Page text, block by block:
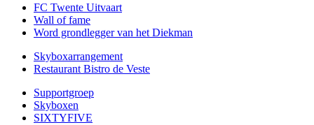
FC Twente Uitvaart
Wall of fame
Word grondlegger van het Diekman
Skyboxarrangement
Restaurant Bistro de Veste
Supportgroep
Skyboxen
SIXTYFIVE